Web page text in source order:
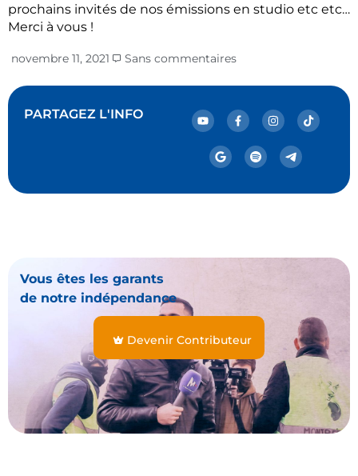
prochains invités de nos émissions en studio etc etc…
Merci à vous !
novembre 11, 2021 Sans commentaires
PARTAGEZ L'INFO
Vous êtes les garants
de notre indépendance
Devenir Contributeur